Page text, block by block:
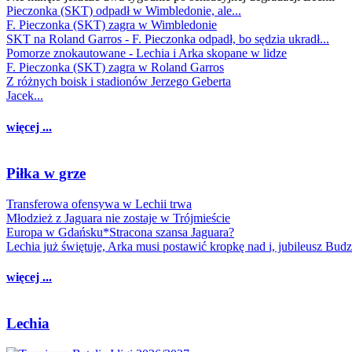
Pieczonka (SKT) odpadł w Wimbledonie, ale...
F. Pieczonka (SKT) zagra w Wimbledonie
SKT na Roland Garros - F. Pieczonka odpadł, bo sędzia ukradł...
Pomorze znokautowane - Lechia i Arka skopane w lidze
F. Pieczonka (SKT) zagra w Roland Garros
Z różnych boisk i stadionów Jerzego Geberta
Jacek...
więcej ...
Piłka w grze
Transferowa ofensywa w Lechii trwa
Młodzież z Jaguara nie zostaje w Trójmieście
Europa w Gdańsku*Stracona szansa Jaguara?
Lechia już świętuje, Arka musi postawić kropkę nad i, jubileusz
więcej ...
Lechia